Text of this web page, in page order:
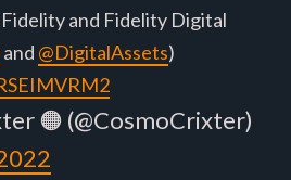
and Fidelity Digital
and @DigitalAssets)
🟠 (@CosmoCrixter)